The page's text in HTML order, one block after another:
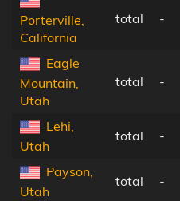
Porterville,
California
total -
Eagle
Mountain,
Utah
total -
Lehi,
Utah
total -
Payson,
Utah
total -